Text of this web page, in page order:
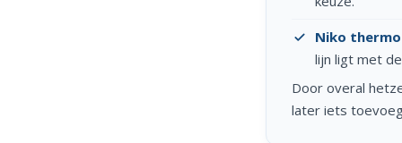
Niko
lijn ligt met
Door overal
later iets